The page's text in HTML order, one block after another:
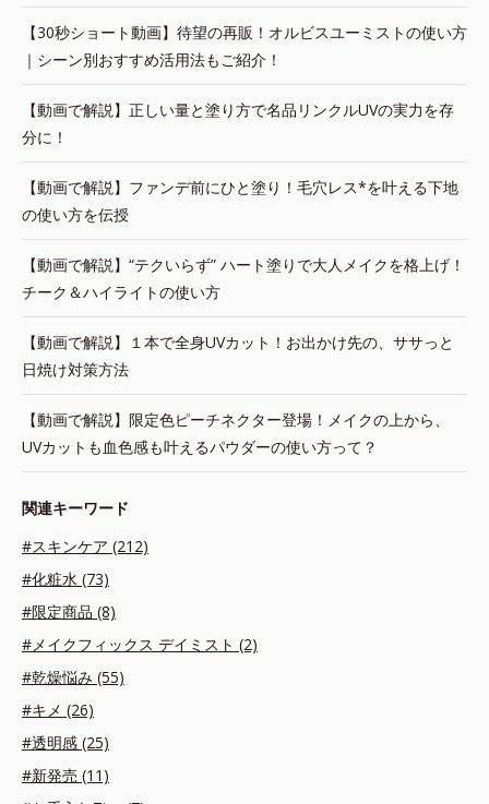
【30秒ショート動画】待望の再販！オルビスユーミストの使い方
｜シーン別おすすめ活用法もご紹介！
【動画で解説】正しい量と塗り方で名品リンクルUVの実力を存
分に！
【動画で解説】ファンデ前にひと塗り！毛穴レス*を叶える下地
の使い方を伝授
【動画で解説】“テクいらず” ハート塗りで大人メイクを格上げ！
チーク＆ハイライトの使い方
【動画で解説】１本で全身UVカット！お出かけ先の、ササっと
日焼け対策方法
【動画で解説】限定色ピーチネクター登場！メイクの上から、
UVカットも血色感も叶えるパウダーの使い方って？
関連キーワード
#スキンケア (212)
#化粧水 (73)
#限定商品 (8)
#メイクフィックス デイミスト (2)
#乾燥悩み (55)
#キメ (26)
#透明感 (25)
#新発売 (11)